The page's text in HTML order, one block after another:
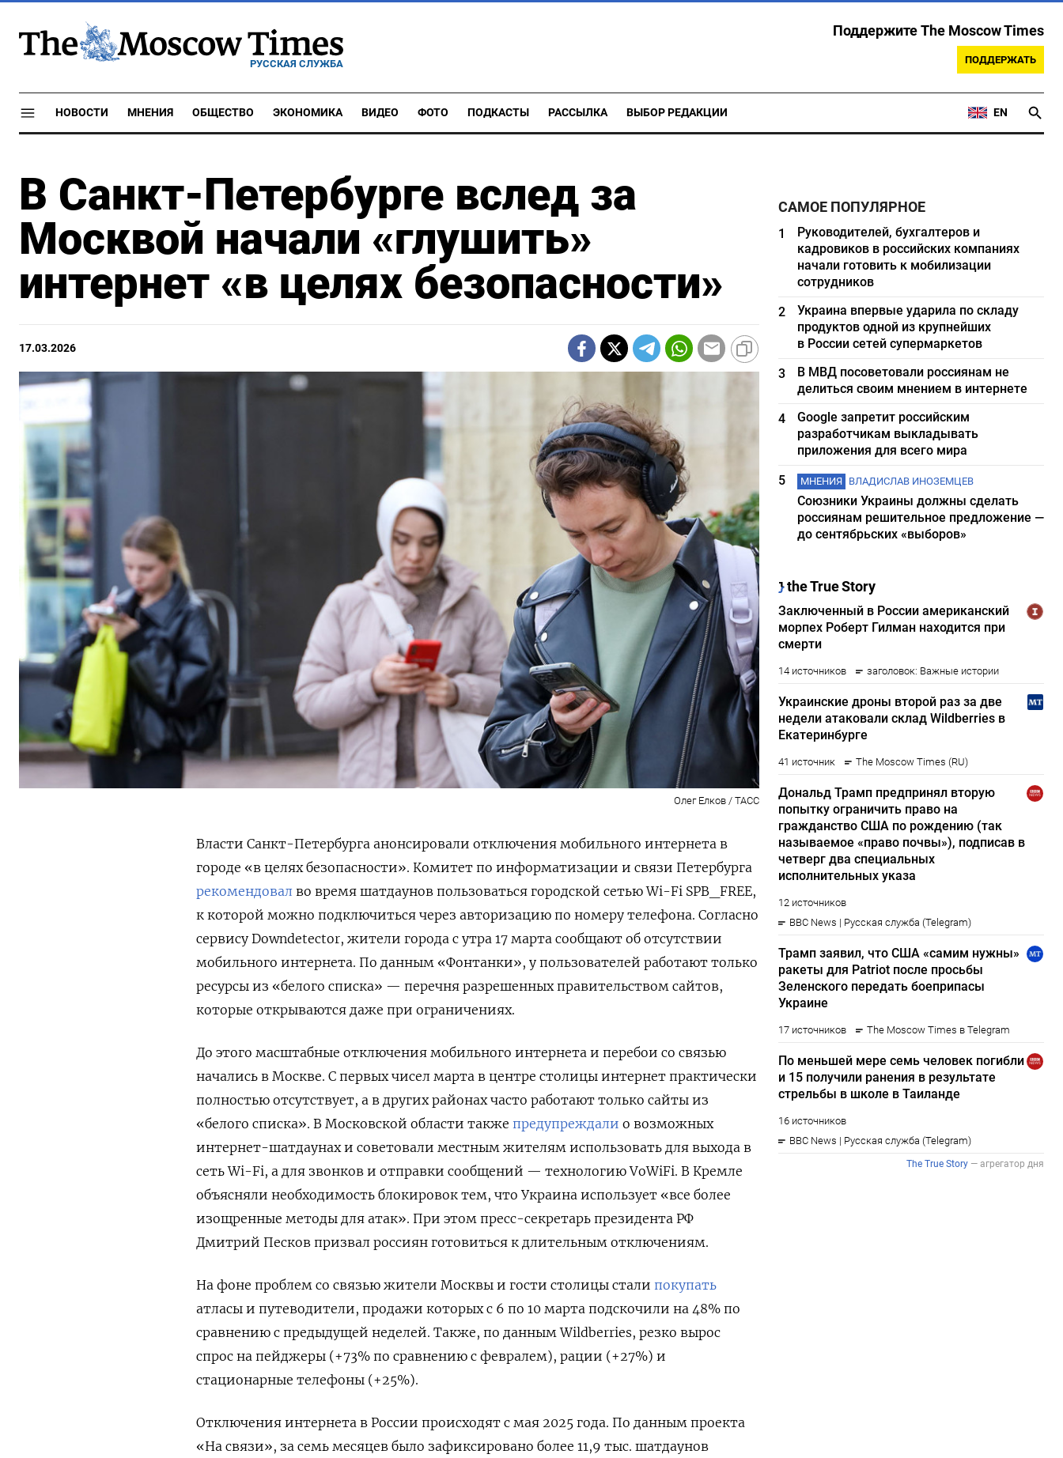
РУССКАЯ СЛУЖБА
Поддержите The Moscow Times
ПОДДЕРЖАТЬ
НОВОСТИ МНЕНИЯ ОБЩЕСТВО ЭКОНОМИКА ВИДЕО ФОТО ПОДКАСТЫ РАССЫЛКА ВЫБОР РЕДАКЦИИ EN
В Санкт-Петербурге вслед за
Москвой начали «глушить»
интернет «в целях безопасности»
17.03.2026
Олег Елков / ТАСС
Власти Санкт-Петербурга анонсировали отключения мобильного интернета в
городе «в целях безопасности». Комитет по информатизации и связи Петербурга
рекомендовал во время шатдаунов пользоваться городской сетью Wi-Fi SPB_FREE,
к которой можно подключиться через авторизацию по номеру телефона. Согласно
сервису Downdetector, жители города с утра 17 марта сообщают об отсутствии
мобильного интернета. По данным «Фонтанки», у пользователей работают только
ресурсы из «белого списка» — перечня разрешенных правительством сайтов,
которые открываются даже при ограничениях.
До этого масштабные отключения мобильного интернета и перебои со связью
начались в Москве. С первых чисел марта в центре столицы интернет практически
полностью отсутствует, а в других районах часто работают только сайты из
«белого списка». В Московской области также предупреждали о возможных
интернет-шатдаунах и советовали местным жителям использовать для выхода в
сеть Wi-Fi, а для звонков и отправки сообщений — технологию VoWiFi. В Кремле
объясняли необходимость блокировок тем, что Украина использует «все более
изощренные методы для атак». При этом пресс-секретарь президента РФ
Дмитрий Песков призвал россиян готовиться к длительным отключениям.
На фоне проблем со связью жители Москвы и гости столицы стали покупать
атласы и путеводители, продажи которых с 6 по 10 марта подскочили на 48% по
сравнению с предыдущей неделей. Также, по данным Wildberries, резко вырос
спрос на пейджеры (+73% по сравнению с февралем), рации (+27%) и
стационарные телефоны (+25%).
Отключения интернета в России происходят с мая 2025 года. По данным проекта
«На связи», за семь месяцев было зафиксировано более 11,9 тыс. шатдаунов
САМОЕ ПОПУЛЯРНОЕ
1
Руководителей, бухгалтеров и
кадровиков в российских компаниях
начали готовить к мобилизации
сотрудников
2
Украина впервые ударила по складу
продуктов одной из крупнейших
в России сетей супермаркетов
3
В МВД посоветовали россиянам не
делиться своим мнением в интернете
4
Google запретит российским
разработчикам выкладывать
приложения для всего мира
5
МНЕНИЯ ВЛАДИСЛАВ ИНОЗЕМЦЕВ
Союзники Украины должны сделать
россиянам решительное предложение —
до сентябрьских «выборов»